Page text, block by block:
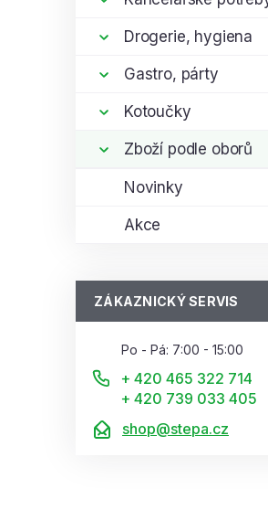
Drogerie, hygiena
Gastro, párty
Kotoučky
Zboží podle oborů
Novinky
Akce
ZÁKAZNICKÝ SERVIS
Po - Pá: 7:00 - 15:00
+ 420 465 322 714
+ 420 739 033 405
shop@stepa.cz